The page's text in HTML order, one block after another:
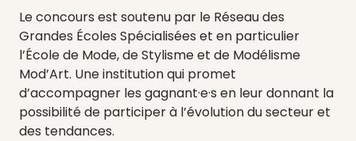
Le concours est soutenu par le Réseau des
Grandes Écoles Spécialisées et en particulier
l’École de Mode, de Stylisme et de Modélisme
Mod’Art. Une institution qui promet
d’accompagner les gagnant·e·s en leur donnant la
possibilité de participer à l’évolution du secteur et
des tendances.